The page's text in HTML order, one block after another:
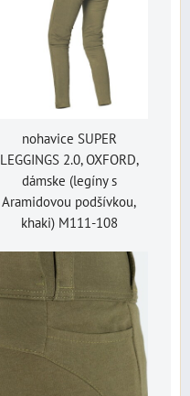
nohavice SUPER
LEGGINGS 2.0, OXFORD,
dámske (legíny s
Aramidovou podšívkou,
khaki) M111-108